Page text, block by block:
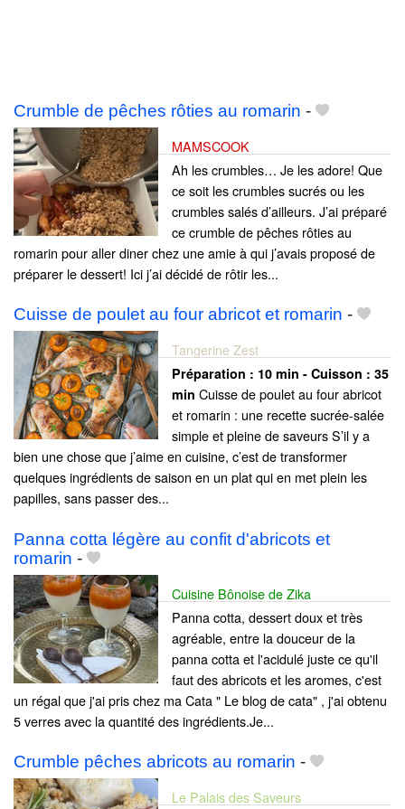
Crumble de pêches rôties au romarin -
MAMSCOOK
Ah les crumbles… Je les adore! Que
ce soit les crumbles sucrés ou les
crumbles salés d’ailleurs. J’ai préparé
ce crumble de pêches rôties au
romarin pour aller diner chez une amie à qui j’avais proposé de
préparer le dessert! Ici j’ai décidé de rôtir les...
Cuisse de poulet au four abricot et romarin -
Tangerine Zest
Préparation : 10 min - Cuisson : 35
min Cuisse de poulet au four abricot
et romarin : une recette sucrée-salée
simple et pleine de saveurs S’il y a
bien une chose que j’aime en cuisine, c’est de transformer
quelques ingrédients de saison en un plat qui en met plein les
papilles, sans passer des...
Panna cotta légère au confit d'abricots et
romarin -
Cuisine Bônoise de Zika
Panna cotta, dessert doux et très
agréable, entre la douceur de la
panna cotta et l'acidulé juste ce qu'il
faut des abricots et les aromes, c'est
un régal que j'ai pris chez ma Cata " Le blog de cata" , j'ai obtenu
5 verres avec la quantité des ingrédients.Je...
Crumble pêches abricots au romarin -
Le Palais des Saveurs